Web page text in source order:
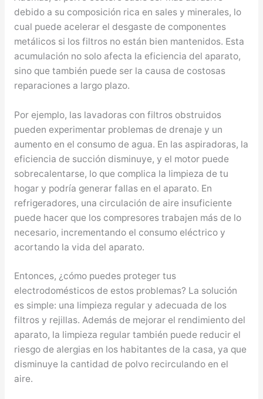
debido a su composición rica en sales y minerales, lo
cual puede acelerar el desgaste de componentes
metálicos si los filtros no están bien mantenidos. Esta
acumulación no solo afecta la eficiencia del aparato,
sino que también puede ser la causa de costosas
reparaciones a largo plazo.
Por ejemplo, las lavadoras con filtros obstruidos
pueden experimentar problemas de drenaje y un
aumento en el consumo de agua. En las aspiradoras, la
eficiencia de succión disminuye, y el motor puede
sobrecalentarse, lo que complica la limpieza de tu
hogar y podría generar fallas en el aparato. En
refrigeradores, una circulación de aire insuficiente
puede hacer que los compresores trabajen más de lo
necesario, incrementando el consumo eléctrico y
acortando la vida del aparato.
Entonces, ¿cómo puedes proteger tus
electrodomésticos de estos problemas? La solución
es simple: una limpieza regular y adecuada de los
filtros y rejillas. Además de mejorar el rendimiento del
aparato, la limpieza regular también puede reducir el
riesgo de alergias en los habitantes de la casa, ya que
disminuye la cantidad de polvo recirculando en el
aire.